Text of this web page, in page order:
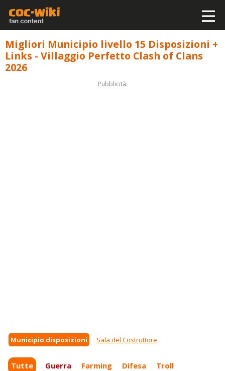
Migliori Municipio livello 15 Disposizioni +
Links - Villaggio Perfetto Clash of Clans
2026
Pubblicità:
Municipio disposizioni Sala del Costruttore
Tutte Guerra Farming Difesa Troll